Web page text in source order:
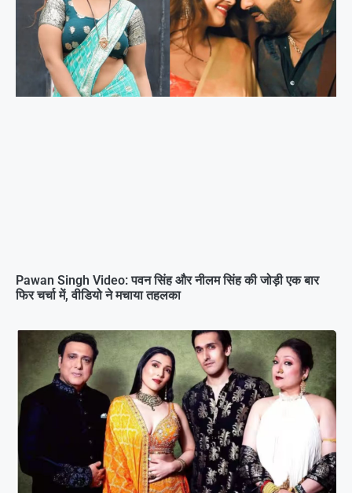
Pawan Singh Video: पवन सिंह और नीलम सिंह की जोड़ी एक बार
फिर चर्चा में, वीडियो ने मचाया तहलका